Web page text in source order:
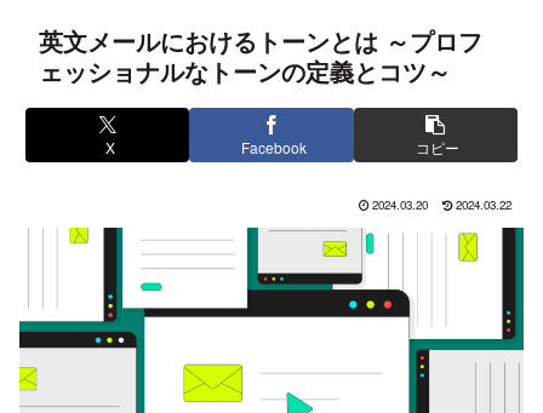
英文メールにおけるトーンとは ～プロフ
ェッショナルなトーンの定義とコツ～
X Facebook コピー
2024.03.20 2024.03.22